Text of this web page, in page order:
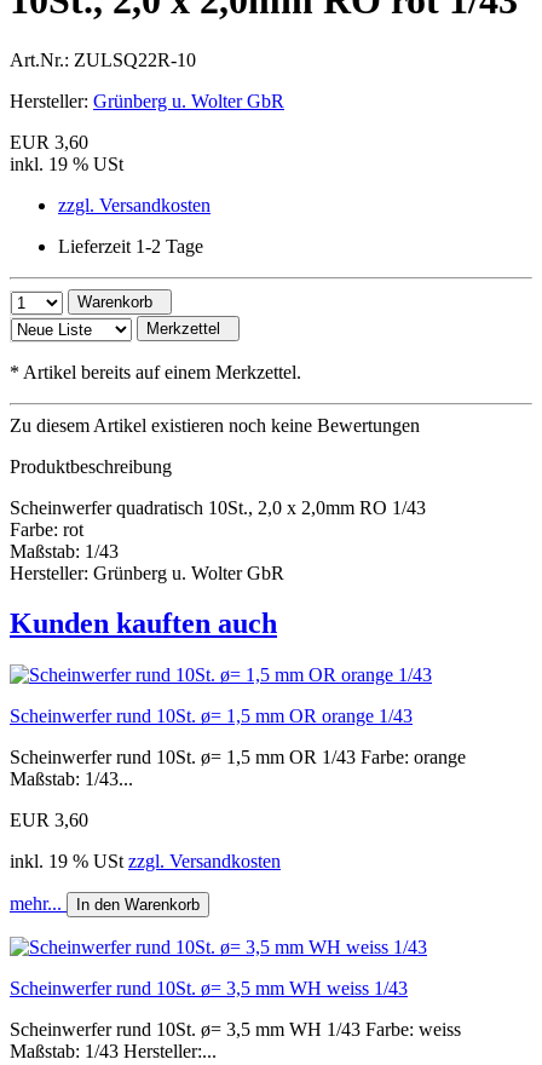
Art.Nr.: ZULSQ22R-10
Hersteller: Grünberg u. Wolter GbR
EUR 3,60
inkl. 19 % USt
zzgl. Versandkosten
Lieferzeit 1-2 Tage
Warenkorb
Merkzettel
* Artikel bereits auf einem Merkzettel.
Zu diesem Artikel existieren noch keine Bewertungen
Produktbeschreibung
Scheinwerfer quadratisch 10St., 2,0 x 2,0mm RO 1/43
Farbe: rot
Maßstab: 1/43
Hersteller: Grünberg u. Wolter GbR
Kunden kauften auch
Scheinwerfer rund 10St. ø= 1,5 mm OR orange 1/43
Scheinwerfer rund 10St. ø= 1,5 mm OR 1/43 Farbe: orange
Maßstab: 1/43...
EUR 3,60
inkl. 19 % USt zzgl. Versandkosten
mehr... In den Warenkorb
Scheinwerfer rund 10St. ø= 3,5 mm WH weiss 1/43
Scheinwerfer rund 10St. ø= 3,5 mm WH 1/43 Farbe: weiss
Maßstab: 1/43 Hersteller:...